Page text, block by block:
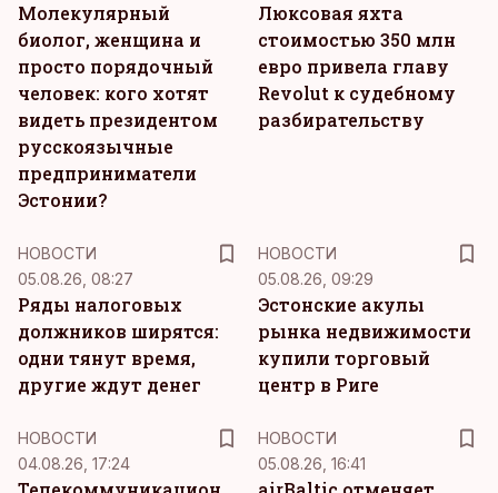
Молекулярный
биолог, женщина и
просто порядочный
человек: кого хотят
видеть президентом
русскоязычные
предприниматели
Эстонии?
Люксовая яхта
стоимостью 350 млн
евро привела главу
Revolut к судебному
разбирательству
НОВОСТИ
05.08.26, 08:27
Ряды налоговых
должников ширятся:
одни тянут время,
другие ждут денег
НОВОСТИ
05.08.26, 09:29
Эстонские акулы
рынка недвижимости
купили торговый
центр в Риге
НОВОСТИ
04.08.26, 17:24
НОВОСТИ
05.08.26, 16:41